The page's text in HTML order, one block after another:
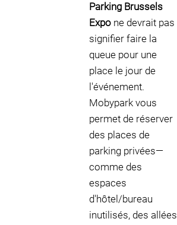
Parking Brussels
Expo ne devrait pas
signifier faire la
queue pour une
place le jour de
l'événement.
Mobypark vous
permet de réserver
des places de
parking privées—
comme des
espaces
d'hôtel/bureau
inutilisés, des allées